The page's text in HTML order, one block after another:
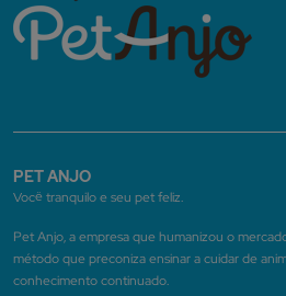
PET ANJO
Você tranquilo e seu pet feliz.
Pet Anjo, a empresa que humanizou o
método que preconiza ensinar a cuidar de
conhecimento continuado.